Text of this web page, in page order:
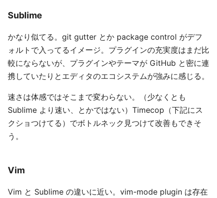
Sublime
かなり似てる。git gutter とか package control がデフ
ォルトで入ってるイメージ。プラグインの充実度はまだ比
較にならないが、プラグインやテーマが GitHub と密に連
携していたりとエディタのエコシステムが強みに感じる。
速さは体感ではそこまで変わらない。（少なくとも
Sublime より速い、とかではない）Timecop（下記にス
クショつけてる）でボトルネック見つけて改善もできそ
う。
Vim
Vim と Sublime の違いに近い。vim-mode plugin は存在